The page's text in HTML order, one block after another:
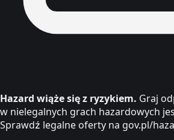
Hazard wiąże się z ryzykiem. Graj
w nielegalnych grach hazardowych
Sprawdź legalne oferty na gov.pl/